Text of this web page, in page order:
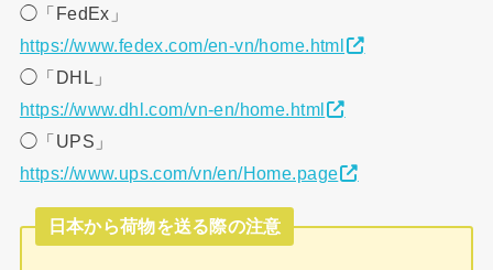
◯「FedEx」
https://www.fedex.com/en-vn/home.html
◯「DHL」
https://www.dhl.com/vn-en/home.html
◯「UPS」
https://www.ups.com/vn/en/Home.page
日本から荷物を送る際の注意